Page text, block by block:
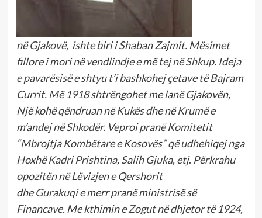
nëGjakovë, ishte biri i Shaban Zajmit. Mësimet
fillore i mori në vendlindje e më tej nëShkup. Ideja
e pavarësisë e shtyu t’i bashkohej çetave të Bajram
Currit. Më 1918 shtrëngohet me lanë Gjakovën,
Një kohë qëndruan nëKukësdhe nëKrumëe
m’andej nëShkodër. Veproi pranë Komitetit
“Mbrojtja Kombëtare e Kosovës” që udhehiqej nga
HoxhëKadri Prishtina,Salih Gjuka, etj. Përkrahu
opozitën në Lëvizjen e Qershorit
dhe Gurakuqie merr pranë ministrisë së
Financave. Me kthimin e Zogut në dhjetor të 1924,